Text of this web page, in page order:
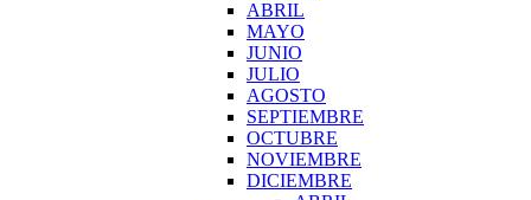
ABRIL
MAYO
JUNIO
JULIO
AGOSTO
SEPTIEMBRE
OCTUBRE
NOVIEMBRE
DICIEMBRE